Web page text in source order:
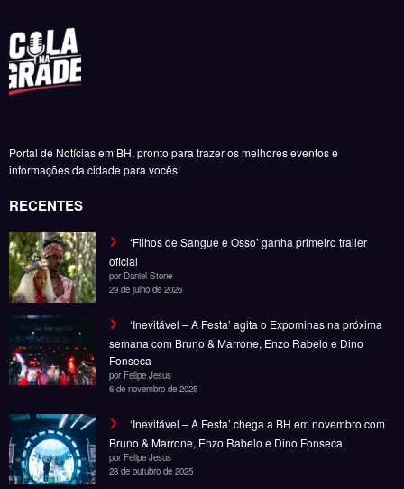
Portal de Notícias em BH, pronto para trazer os melhores eventos e
informações da cidade para vocês!
RECENTES
‘Filhos de Sangue e Osso’ ganha primeiro trailer
oficial
por Daniel Stone
29 de julho de 2026
‘Inevitável – A Festa’ agita o Expominas na próxima
semana com Bruno & Marrone, Enzo Rabelo e Dino
Fonseca
por Felipe Jesus
6 de novembro de 2025
‘Inevitável – A Festa’ chega a BH em novembro com
Bruno & Marrone, Enzo Rabelo e Dino Fonseca
por Felipe Jesus
28 de outubro de 2025